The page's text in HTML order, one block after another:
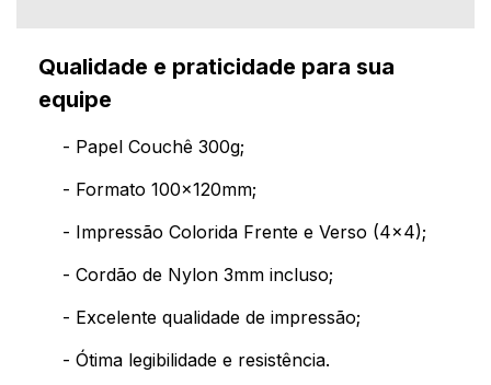
Qualidade e praticidade para sua
equipe
- Papel Couchê 300g;
- Formato 100x120mm;
- Impressão Colorida Frente e Verso (4x4);
- Cordão de Nylon 3mm incluso;
- Excelente qualidade de impressão;
- Ótima legibilidade e resistência.